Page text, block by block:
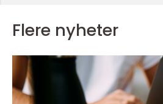
Flere nyheter